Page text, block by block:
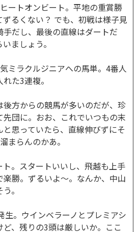
ートオンビート。平地の重賞勝
るくない？ でも、初戦は様子見
だし、最後の直線はダートだ
ましょう。
ミラクルジニアへの馬単。4番人
た3連複。
方からの競馬が多いのだが、珍
先団に。おお、これでいつもの末
思っていたら、直線伸びずにそ
まらんのかあ。
。スタートいいし、飛越も上手
楽勝。ずるいよ～。なんか、中山
。
。ウインベラーノとプレミアシ
、残りの3頭は厳しいか。ここ